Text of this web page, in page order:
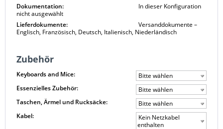
Dokumentation:
In dieser Konfiguration
nicht ausgewählt
Lieferdokumente:
Versanddokumente –
Englisch, Französisch, Deutsch, Italienisch, Niederländisch
Zubehör
Keyboards and Mice:
Bitte wählen
Essenzielles Zubehör:
Bitte wählen
Taschen, Ärmel und Rucksäcke:
Bitte wählen
Kabel:
Kein Netzkabel
enthalten